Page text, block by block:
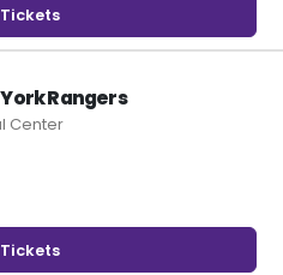
Rangers
Center